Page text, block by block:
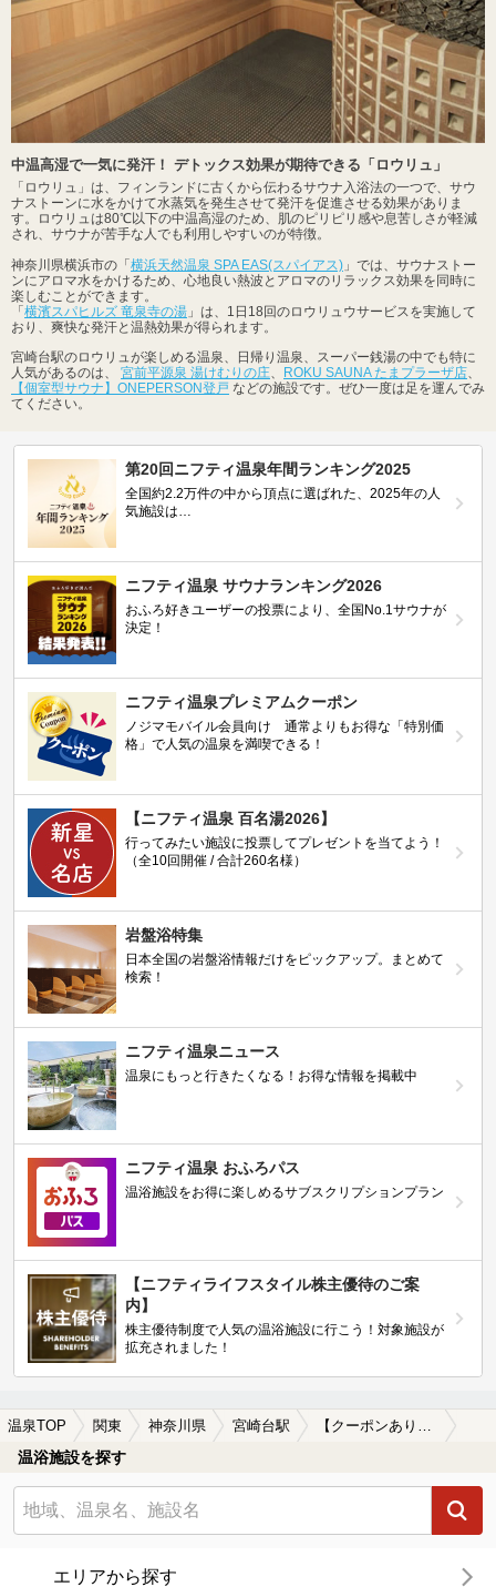
中温高湿で一気に発汗！ デトックス効果が期待できる「ロウリュ」
「ロウリュ」は、フィンランドに古くから伝わるサウナ入浴法の一つで、サウ
ナストーンに水をかけて水蒸気を発生させて発汗を促進させる効果がありま
す。ロウリュは80℃以下の中温高湿のため、肌のピリピリ感や息苦しさが軽減
され、サウナが苦手な人でも利用しやすいのが特徴。
神奈川県横浜市の「 横浜天然温泉 SPA EAS(スパイアス) 」では、サウナストー
ンにアロマ水をかけるため、心地良い熱波とアロマのリラックス効果を同時に
楽しむことができます。
「 横濱スパヒルズ 竜泉寺の湯 」は、1日18回のロウリュウサービスを実施して
おり、爽快な発汗と温熱効果が得られます。
宮崎台駅のロウリュが楽しめる温泉、日帰り温泉、スーパー銭湯の中でも特に
人気があるのは、 宮前平源泉 湯けむりの庄、 ROKU SAUNA たまプラーザ店、
【個室型サウナ】ONEPERSON登戸 などの施設です。ぜひ一度は足を運んでみ
てください。
第20回ニフティ温泉年間ランキング2025
全国約2.2万件の中から頂点に選ばれた、2025年の人
気施設は…
ニフティ温泉 サウナランキング2026
おふろ好きユーザーの投票により、全国No.1サウナが
決定！
ニフティ温泉プレミアムクーポン
ノジマモバイル会員向け 通常よりもお得な「特別価
格」で人気の温泉を満喫できる！
【ニフティ温泉 百名湯2026】
行ってみたい施設に投票してプレゼントを当てよう！
（全10回開催 / 合計260名様）
岩盤浴特集
日本全国の岩盤浴情報だけをピックアップ。まとめて
検索！
ニフティ温泉ニュース
温泉にもっと行きたくなる！お得な情報を掲載中
ニフティ温泉 おふろパス
温浴施設をお得に楽しめるサブスクリプションプラン
【ニフティライフスタイル株主優待のご案
内】
株主優待制度で人気の温浴施設に行こう！対象施設が
拡充されました！
温泉TOP 関東 神奈川県 宮崎台駅
温浴施設を探す
エリアから探す